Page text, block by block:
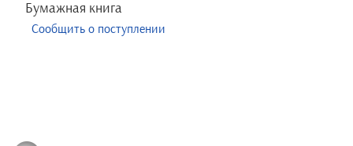
Бумажная книга
Сообщить о поступлении